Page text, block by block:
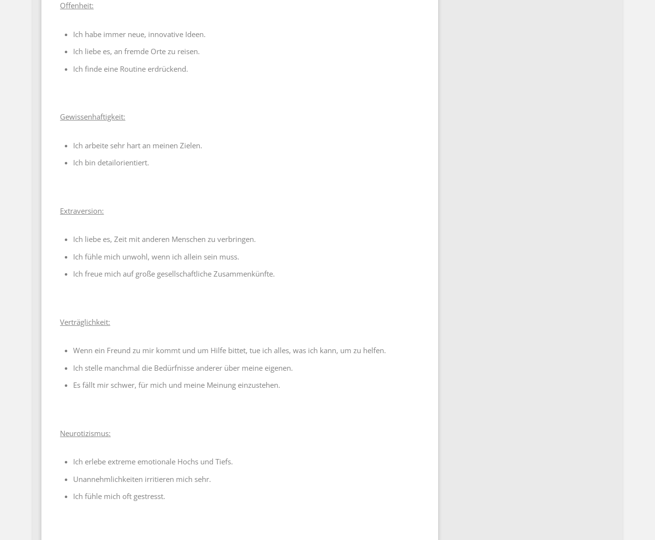
Offenheit:
Ich habe immer neue, innovative Ideen.
Ich liebe es, an fremde Orte zu reisen.
Ich finde eine Routine erdrückend.
Gewissenhaftigkeit:
Ich arbeite sehr hart an meinen Zielen.
Ich bin detailorientiert.
Extraversion:
Ich liebe es, Zeit mit anderen Menschen zu verbringen.
Ich fühle mich unwohl, wenn ich allein sein muss.
Ich freue mich auf große gesellschaftliche Zusammenkünfte.
Verträglichkeit:
Wenn ein Freund zu mir kommt und um Hilfe bittet, tue ich alles, was ich kann, um zu helfen.
Ich stelle manchmal die Bedürfnisse anderer über meine eigenen.
Es fällt mir schwer, für mich und meine Meinung einzustehen.
Neurotizismus:
Ich erlebe extreme emotionale Hochs und Tiefs.
Unannehmlichkeiten irritieren mich sehr.
Ich fühle mich oft gestresst.